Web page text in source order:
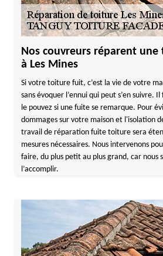
Nos couvreurs réparent
à Les Mines
Si votre toiture fuit, c’est la vie de votre
sans évoquer l’ennui qui peut s’en suivre.
le pouvez si une fuite se remarque. Pour
dommages sur votre maison et l'isolation
travail de réparation fuite toiture sera
mesures nécessaires. Nous intervenons
faire, du plus petit au plus grand, car nous
l’accomplir.